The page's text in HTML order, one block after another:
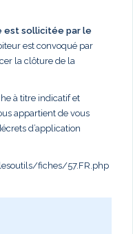
est sollicitée par le
est convoqué par
la clôture de la
à titre indicatif et
appartient de vous
d’application
fiches/57.FR.php